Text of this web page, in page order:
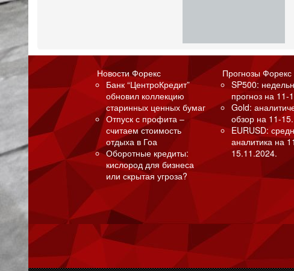
Новости Форекс
Банк “ЦентроКредит”
обновил коллекцию
старинных ценных бумаг
Отпуск с профита –
считаем стоимость
отдыха в Гоа
Оборотные кредиты:
кислород для бизнеса
или скрытая угроза?
Прогнозы Форекс
SP500:
прогноз на 11-
Gold:
обзор на 11-
EURUSD:
аналитика на
15.11.2024.